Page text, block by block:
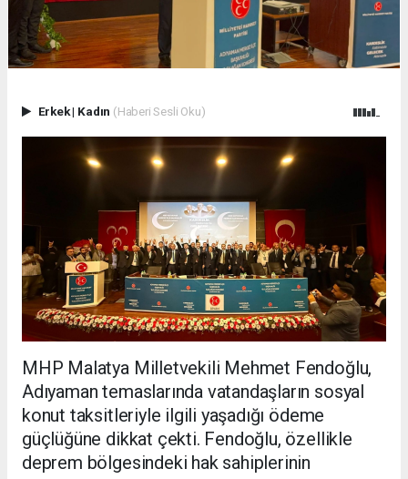
Erkek| Kadın (Haberi Sesli Oku)
MHP Malatya Milletvekili Mehmet Fendoğlu,
Adıyaman temaslarında vatandaşların sosyal
konut taksitleriyle ilgili yaşadığı ödeme
güçlüğüne dikkat çekti. Fendoğlu, özellikle
deprem bölgesindeki hak sahiplerinin